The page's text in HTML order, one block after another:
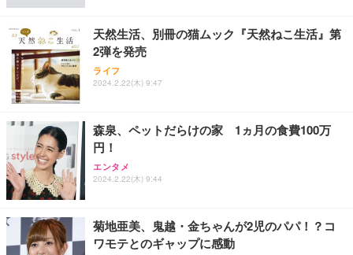
務用 おしゃれ パソコンチェア (ホワイト)
ANDWINT オフィスチェア デスクチェア 肘なし メ
ッシュ 通気性 ランバーサポート付き 腰サポート ガ
ス圧無段階昇降 360度回転 キャスター付き コンパク
【MiniLED/24.5inch/280Hz/FHD】GRAPHT THE S
HOOTER Gaming Monitor 24” Essential ゲーミン
グモニター QD 24.5インチ 1ms FHD 量子ドット 残
アイリスオーヤマ ペットシーツ 超厚型 お徳用 レギ
ュラー 200枚入【Amazon.co.jp限定】
天然生活、別冊の猫ムック『天然ねこ生活』第
2弾を発売
ライフ
2024.2.22(木) 9:47
森泉、ペットだらけの家 1ヵ月の食費100万
円！
エンタメ
2024.2.22(木) 9:44
菊地亜美、鬼越・金ちゃんが2児のパパ！？コ
ワモテとのギャップに感動